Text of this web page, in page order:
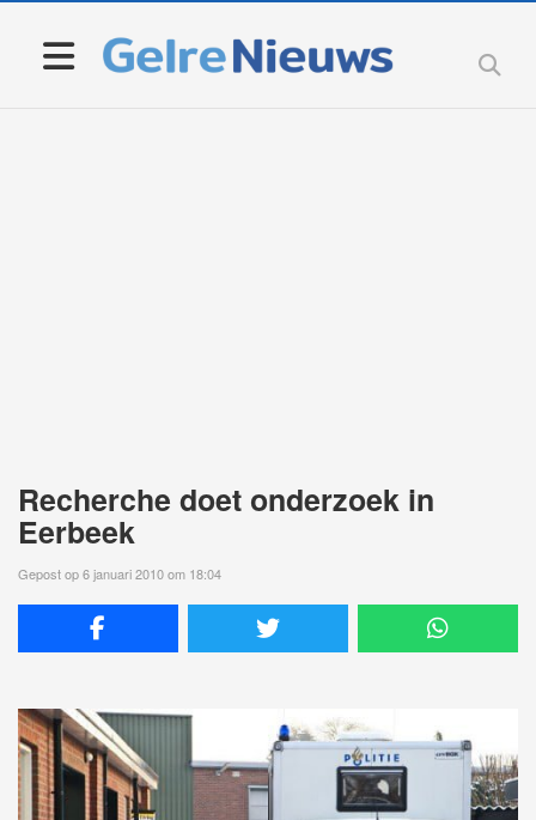
Recherche doet onderzoek in
Eerbeek
Gepost op 6 januari 2010 om 18:04